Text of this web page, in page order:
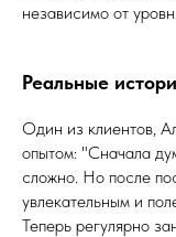
независимо от
Реальные
Один из клиентов,
опытом: "Сначала
сложно. Но после
увлекательным и
Теперь регулярно